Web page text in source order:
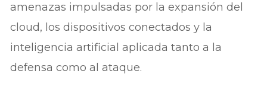
amenazas impulsadas por la expansión del
cloud, los dispositivos conectados y la
inteligencia artificial aplicada tanto a la
defensa como al ataque.